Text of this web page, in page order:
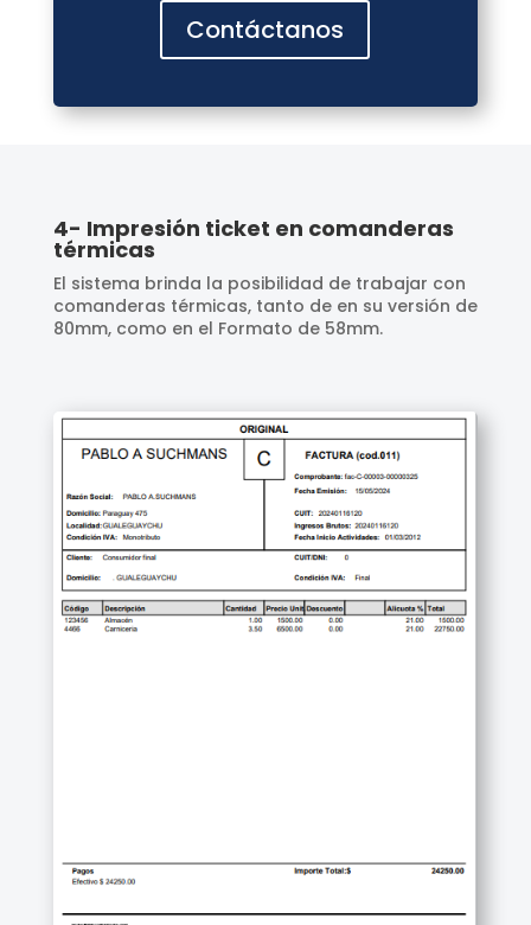
Contáctanos
4- Impresión ticket en comanderas
térmicas
El sistema brinda la posibilidad de trabajar con
comanderas térmicas, tanto de en su versión de
80mm, como en el Formato de 58mm.